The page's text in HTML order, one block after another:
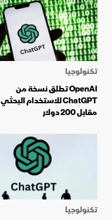
تكنولوجيا
OpenAI تطلق نسخة من
ChatGPT للاستخدام البحثي
مقابل 200 دولار
تكنولوجيا